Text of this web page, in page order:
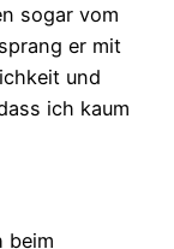
sogar vom
er mit
und
ich kaum
beim